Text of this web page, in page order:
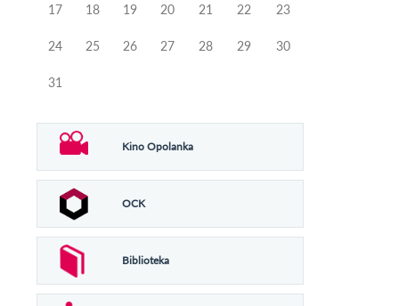
17 18 19 20 21 22 23
24 25 26 27 28 29 30
31
Kino Opolanka
OCK
Biblioteka